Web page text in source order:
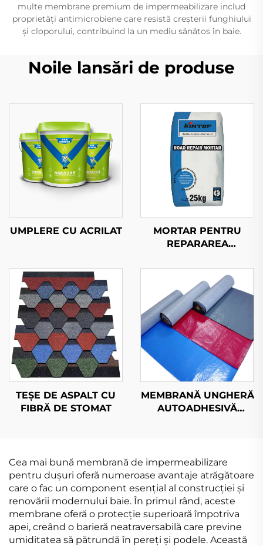
multe membrane premium de impermeabilizare includ
proprietăți antimicrobiene care resistă creșterii funghiului
și cloporului, contribuind la un mediu sănătos în baie.
Noile lansări de produse
UMPLERE CU ACRILAT
MORTAR PENTRU
REPARAREA
TEȘE DE ASPALT CU
FIBRĂ DE STOMAT
MEMBRANĂ UNGHERĂ
AUTOADHESIVĂ
Cea mai bună membrană de impermeabilizare
pentru dușuri oferă numeroase avantaje atrăgătoare
care o fac un component esențial al construcției și
renovării modernului baie. În primul rând, aceste
membrane oferă o protecție superioară împotriva
apei, creând o barieră neatraversabilă care previne
umiditatea să pătrundă în pereți și podele. Această